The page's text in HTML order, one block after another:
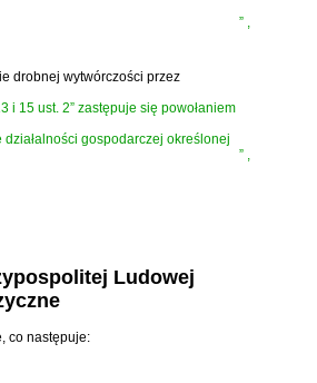
” ,
drobnej wytwórczości przez
i 15 ust. 2” zastępuje się powołaniem
gospodarczej określonej
” ,
Ludowej
co następuje: